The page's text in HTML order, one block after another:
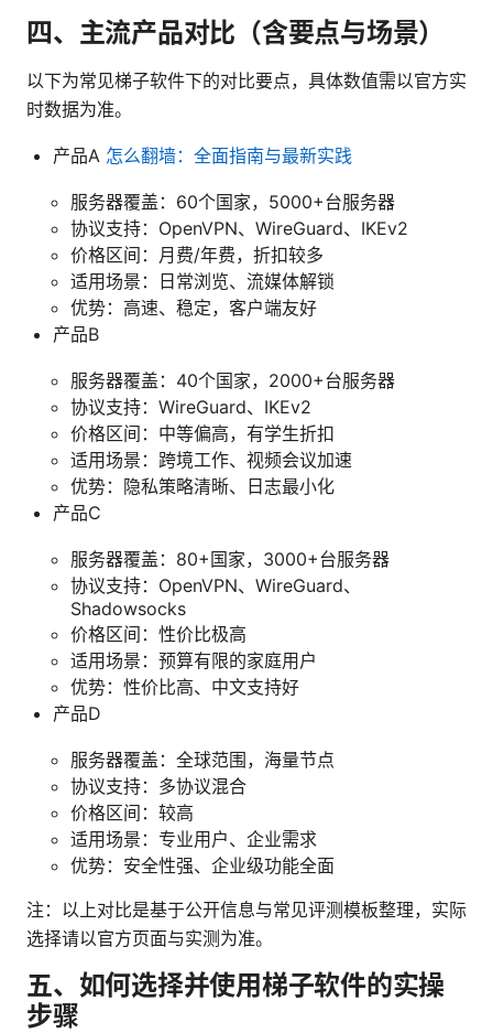
四、主流产品对比（含要点与场景）
以下为常见梯子软件下的对比要点，具体数值需以官方实
时数据为准。
产品A 怎么翻墙：全面指南与最新实践
服务器覆盖：60个国家，5000+台服务器
协议支持：OpenVPN、WireGuard、IKEv2
价格区间：月费/年费，折扣较多
适用场景：日常浏览、流媒体解锁
优势：高速、稳定，客户端友好
产品B
服务器覆盖：40个国家，2000+台服务器
协议支持：WireGuard、IKEv2
价格区间：中等偏高，有学生折扣
适用场景：跨境工作、视频会议加速
优势：隐私策略清晰、日志最小化
产品C
服务器覆盖：80+国家，3000+台服务器
协议支持：OpenVPN、WireGuard、
Shadowsocks
价格区间：性价比极高
适用场景：预算有限的家庭用户
优势：性价比高、中文支持好
产品D
服务器覆盖：全球范围，海量节点
协议支持：多协议混合
价格区间：较高
适用场景：专业用户、企业需求
优势：安全性强、企业级功能全面
注：以上对比是基于公开信息与常见评测模板整理，实际
选择请以官方页面与实测为准。
五、如何选择并使用梯子软件的实操
步骤